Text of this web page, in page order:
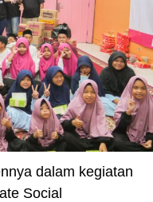
dalam kegiatan
Social